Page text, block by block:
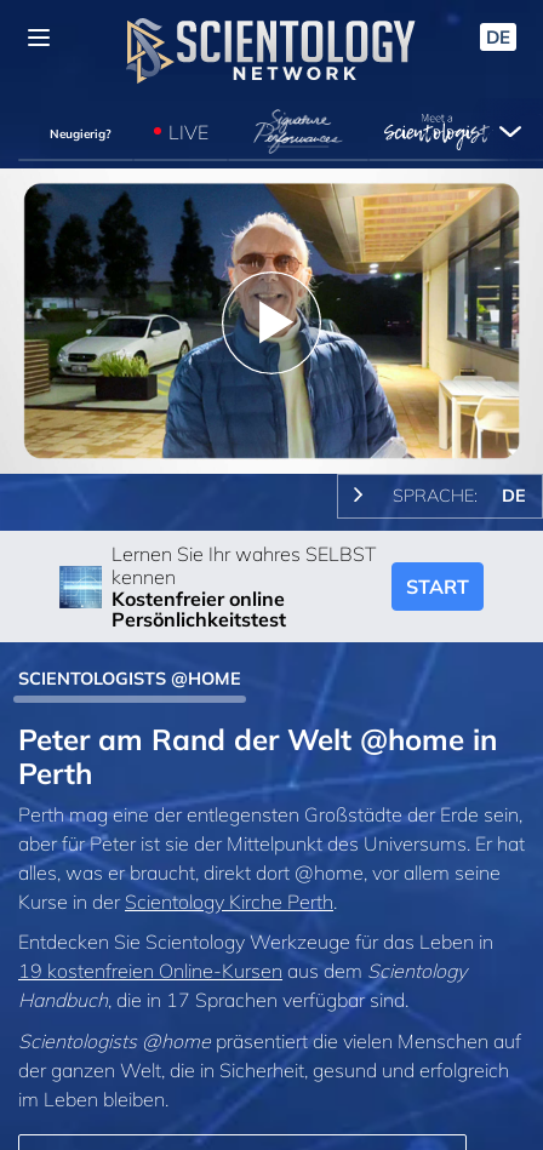
DE
Neugierig? LIVE
Play
Video
SPRACHE: DE
Lernen Sie Ihr wahres SELBST
kennen
Kostenfreier online
Persönlichkeitstest
START
SCIENTOLOGISTS @HOME
Peter am Rand der Welt @home in
Perth
Perth mag eine der entlegensten Großstädte der Erde sein,
aber für Peter ist sie der Mittelpunkt des Universums. Er hat
alles, was er braucht, direkt dort @home, vor allem seine
Kurse in der Scientology Kirche Perth.
Entdecken Sie Scientology Werkzeuge für das Leben in
19 kostenfreien Online‑Kursen aus dem Scientology
Handbuch, die in 17 Sprachen verfügbar sind.
Scientologists @home präsentiert die vielen Menschen auf
der ganzen Welt, die in Sicherheit, gesund und erfolgreich
im Leben bleiben.